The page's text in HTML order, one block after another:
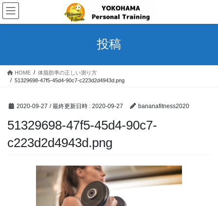
コ
ン
テ
ス
ナ
ビ
ゲ
ン
投稿
HOME
体脂肪率の正しい測り方
51329698-47f5-45d4-90c7-c223d2d4943d.png
2020-09-27 / 最終更新日時 : 2020-09-27 bananafitness2020
51329698-47f5-45d4-90c7-
c223d2d4943d.png